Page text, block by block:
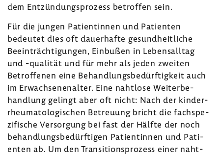
dem Entzün­dungs­pro­zess betroffen sein.
Für die jungen Pati­en­tinnen und Pati­enten
bedeutet dies oft dauer­hafte gesund­heit­liche
Beein­träch­ti­gungen, Einbußen in Lebens­alltag
und -​qualität und für mehr als jeden zweiten
Betrof­fenen eine Behand­lungs­be­dürf­tig­keit auch
im Erwach­se­nen­alter. Eine naht­lose Weiter­be­
hand­lung gelingt aber oft nicht: Nach der kinder-​
rheumatologischen Betreuung bricht die fach­spe­
zi­fi­sche Versor­gung bei fast der Hälfte der noch
behand­lungs­be­dürf­tigen Pati­en­tinnen und Pati­
enten ab. Um den Tran­si­ti­ons­pro­zess einer naht­